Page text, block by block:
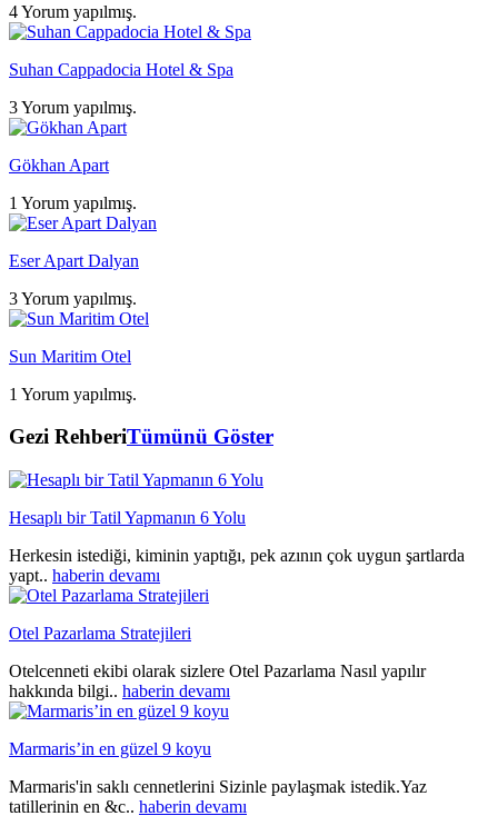
4 Yorum yapılmış.
Suhan Cappadocia Hotel & Spa
3 Yorum yapılmış.
Gökhan Apart
1 Yorum yapılmış.
Eser Apart Dalyan
3 Yorum yapılmış.
Sun Maritim Otel
1 Yorum yapılmış.
Gezi RehberiTümünü Göster
Hesaplı bir Tatil Yapmanın 6 Yolu
Herkesin istediği, kiminin yaptığı, pek azının çok uygun şartlarda
yapt.. haberin devamı
Otel Pazarlama Stratejileri
Otelcenneti ekibi olarak sizlere Otel Pazarlama Nasıl yapılır
hakkında bilgi.. haberin devamı
Marmaris’in en güzel 9 koyu
Marmaris'in saklı cennetlerini Sizinle paylaşmak istedik.Yaz
tatillerinin en &c.. haberin devamı